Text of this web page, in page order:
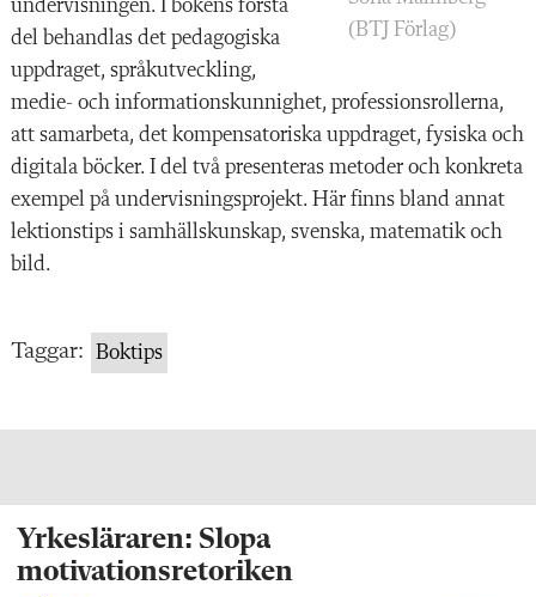
(BTJ Förlag)
undervisningen. I bokens första
del behandlas det pedagogiska
uppdraget, språkutveckling,
medie- och informationskunnighet, professionsrollerna,
att samarbeta, det kompensatoriska uppdraget, fysiska och
digitala böcker. I del två presenteras metoder och konkreta
exempel på undervisningsprojekt. Här finns bland annat
lektionstips i samhällskunskap, svenska, matematik och
bild.
Taggar: Boktips
Yrkesläraren: Slopa
motivationsretoriken